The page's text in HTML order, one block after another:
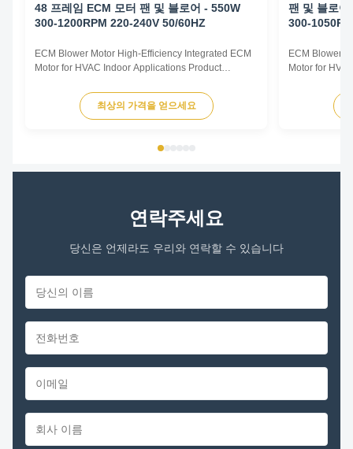
48 프레임 ECM 모터 팬 및 블로어 - 550W
300-1200RPM 220-240V 50/60HZ
ECM Blower Motor High-Efficiency Integrated ECM
Motor for HVAC Indoor Applications Product
efficiency, fully integrated motor solution designed
for indoor HVAC air-moving equipment. By
최상의 가격을 얻으세요
팬 및 블로
300-
ECM Blower
Motor for
efficiency,
for indoor
연락주세요
당신은 언제라도 우리와 연락할 수 있습니다